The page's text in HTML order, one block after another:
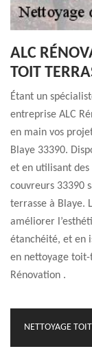
ALC
TOIT
Étant un
entreprise ALC
en main vos
Blaye 33390.
et en utilisant des
couvreurs 33390
terrasse à Blaye.
améliorer
étanchéité, et en
en nettoyage toit-
Rénovation .
NETTOYAGE